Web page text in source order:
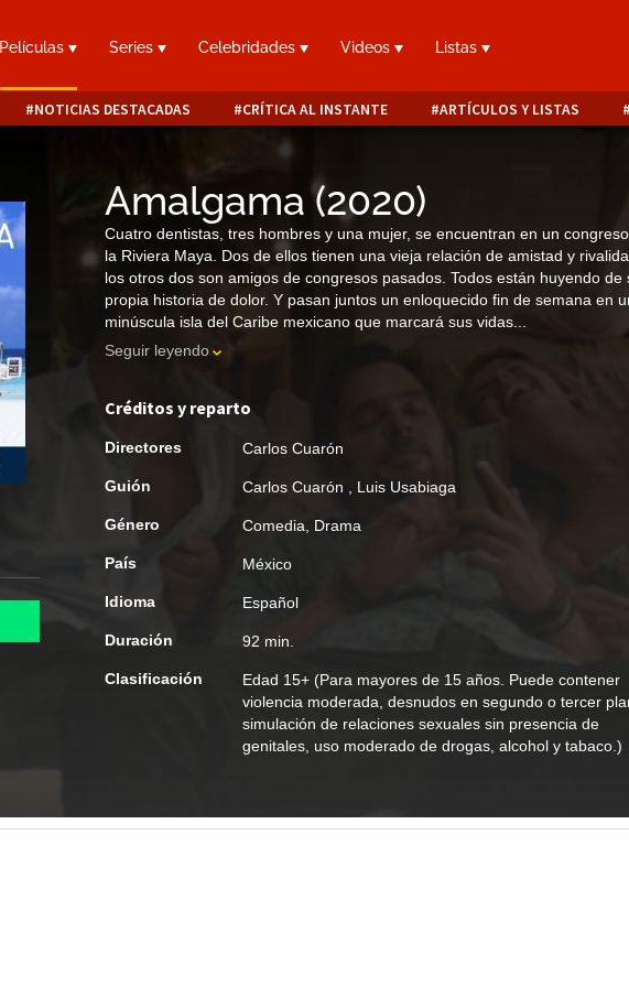
Películas Series Celebridades Videos Listas
NOTICIAS DESTACADAS CRÍTICA AL INSTANTE ARTÍCULOS Y LISTAS
Amalgama(2020)
Cuatro dentistas, tres hombres y una mujer, se encuentran en un
la Riviera Maya. Dos de ellos tienen una vieja relación de amistad y
los otros dos son amigos de congresos pasados. Todos están huyendo de
propia historia de dolor. Y pasan juntos un enloquecido fin de semana en
minúscula isla del Caribe mexicano que marcará sus vidas...
Seguir leyendo
Créditos y reparto
Directores Carlos Cuarón
Guión Carlos Cuarón Luis Usabiaga
Género Comedia Drama
País México
Idioma Español
Duración 92 min.
Clasificación Edad 15+ (Para mayores de 15 años. Puede contener
violencia moderada, desnudos en segundo o tercer
simulación de relaciones sexuales sin presencia de
genitales, uso moderado de drogas, alcohol y tabaco.)